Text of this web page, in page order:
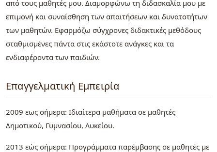
από τους μαθητές μου. Διαμορφώνω τη διδασκαλία μου με
επιμονή και συναίσθηση των απαιτήσεων και δυνατοτήτων
των μαθητών. Εφαρμόζω σύγχρονες διδακτικές μεθόδους
σταθμισμένες πάντα στις εκάστοτε ανάγκες και τα
ενδιαφέροντα των παιδιών.
Επαγγελματική Εμπειρία
2009 εως σήμερα: Ιδιαίτερα μαθήματα σε μαθητές
Δημοτικού, Γυμνασίου, Λυκείου.
2013 εώς σήμερα: Προγράμματα παρέμβασης σε μαθητές με